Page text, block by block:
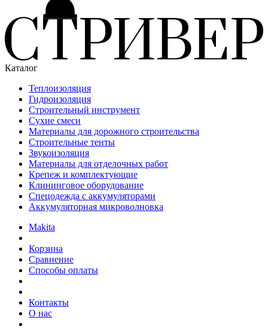
Каталог
Теплоизоляция
Гидроизоляция
Строительный инструмент
Сухие смеси
Материалы для дорожного строительства
Строительные тенты
Звукоизоляция
Материалы для отделочных работ
Крепеж и комплектующие
Клининговое оборудование
Спецодежда с аккумуляторами
Аккумуляторная микроволновка
Makita
Корзина
Сравнение
Способы оплаты
Контакты
О нас